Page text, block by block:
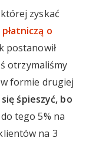
zyskać
o
postanowił
otrzymaliśmy
formie drugiej
śpieszyć, bo
tego 5% na
na 3